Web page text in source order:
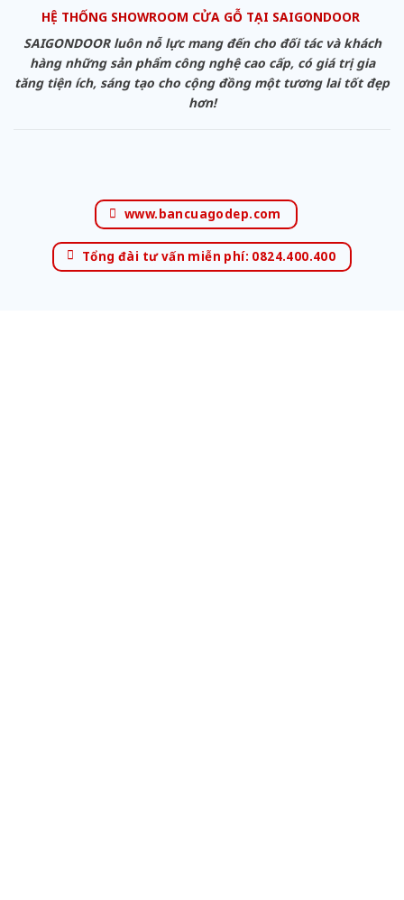
HỆ THỐNG SHOWROOM CỬA GỖ TẠI SAIGONDOOR
SAIGONDOOR luôn nỗ lực mang đến cho đối tác và khách
hàng những sản phẩm công nghệ cao cấp, có giá trị gia
tăng tiện ích, sáng tạo cho cộng đồng một tương lai tốt đẹp
hơn!
www.bancuagodep.com
Tổng đài tư vấn miễn phí: 0824.400.400